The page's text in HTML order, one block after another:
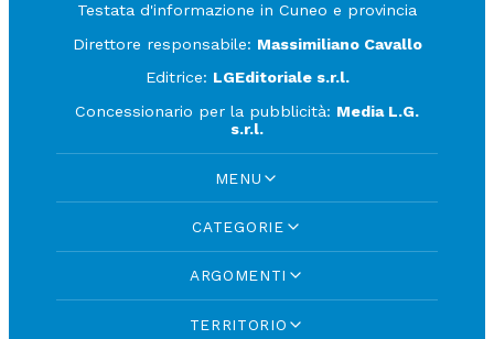
Testata d'informazione in Cuneo e provincia
Direttore responsabile: Massimiliano Cavallo
Editrice: LGEditoriale s.r.l.
Concessionario per la pubblicità: Media L.G.
s.r.l.
MENU
CATEGORIE
ARGOMENTI
TERRITORIO